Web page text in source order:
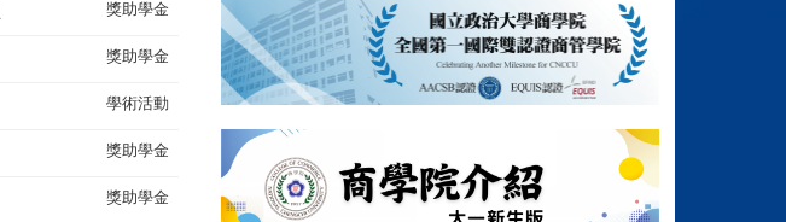
獎助學金
獎助學金
學術活動
獎助學金
獎助學金